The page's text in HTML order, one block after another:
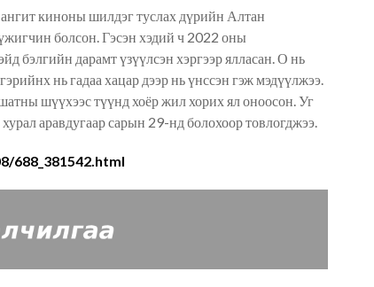
киноны шилдэг туслах дүрийн Алтан
болсон. Гэсэн хэдий ч 2022 оны
бэлгийн дарамт үзүүлсэн хэргээр ялласан. О нь
нь гадаа хацар дээр нь үнссэн гэж мэдүүлжээ.
шүүхээс түүнд хоёр жил хорих ял оноосон. Уг
аравдугаар сарын 29-нд болохоор товлогджээ.
688_381542.html